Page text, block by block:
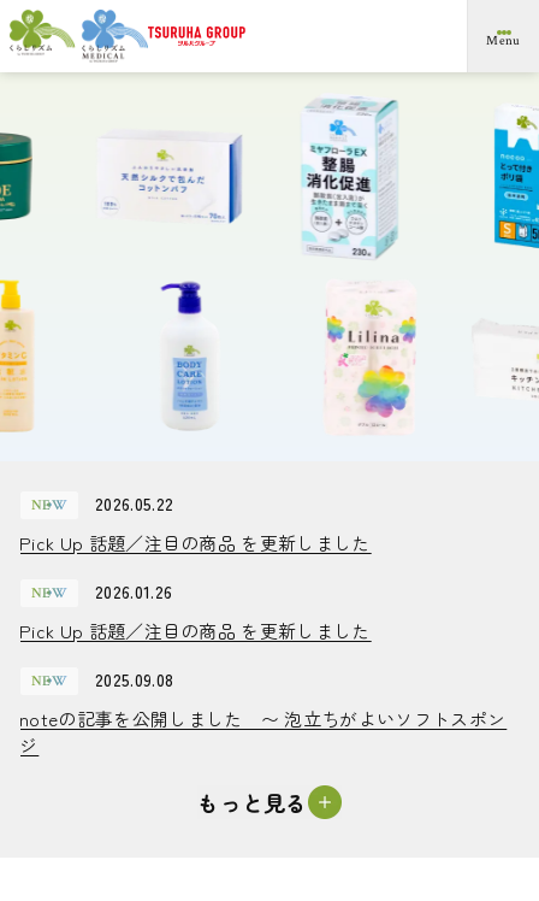
メ
イ
ン
テ
ン
ツ
ま
キ
ッ
プ
す
る
Menu
ム
の
プライベートブランドです
ア
イ
ン
リ
リ
ー
ス
日
記
NEW 2026.05.22
Pick Up 話題／注目の商品 を更新しました
Pick Up 話題／注目の商品 を更新しました
NEW 2026.01.26
Pick Up 話題／注目の商品 を更新しました
Pick Up 話題／注目の商品 を更新しました
NEW 2025.09.08
noteの記事を公開しました 〜 泡立ちがよいソフトスポン
ジ
noteの記事を公開しました 〜 泡立ちがよいソフトスポン
ジ
もっと見る